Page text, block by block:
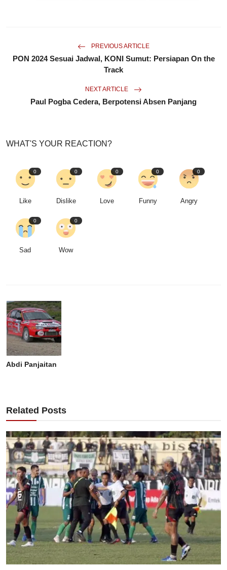
PREVIOUS ARTICLE
PON 2024 Sesuai Jadwal, KONI Sumut: Persiapan On the
Track
NEXT ARTICLE
Paul Pogba Cedera, Berpotensi Absen Panjang
WHAT'S YOUR REACTION?
0
Like
0
Dislike
0
Love
0
Funny
0
Angry
0
Sad
0
Wow
Abdi Panjaitan
Related Posts